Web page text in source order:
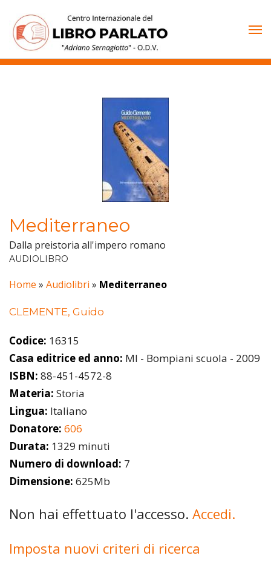
contenuto
Mediterraneo
Dalla preistoria all'impero romano
AUDIOLIBRO
Home » Audiolibri » Mediterraneo
CLEMENTE, Guido
Codice: 16315
Casa editrice ed anno: MI - Bompiani scuola - 2009
ISBN: 88-451-4572-8
Materia: Storia
Lingua: Italiano
Donatore: 606
Durata: 1329 minuti
Numero di download: 7
Dimensione: 625Mb
Non hai effettuato l'accesso. Accedi.
Imposta nuovi criteri di ricerca